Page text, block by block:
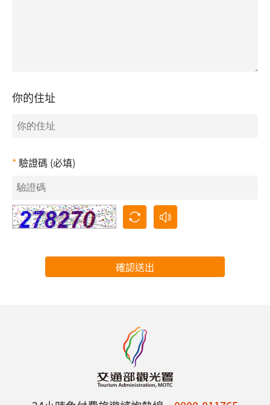
你的住址
驗證碼 (必填)
確認送出